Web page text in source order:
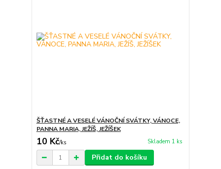
ŠŤASTNÉ A VESELÉ VÁNOČNÍ SVÁTKY, VÁNOCE,
PANNA MARIA, JEŽÍŠ, JEŽÍŠEK
10 Kč/ks Skladem 1 ks
Přidat do košíku